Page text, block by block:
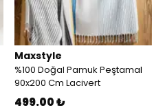
Maxstyle
%100 Doğal Pamuk Peştamal
90x200 Cm Lacivert
499.00 ₺